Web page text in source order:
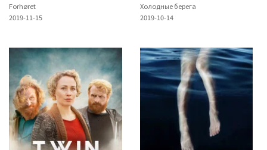
Forhøret
2019-11-15
Холодные берега
2019-10-14